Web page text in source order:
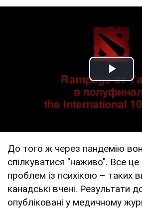
Play
До того ж через пандемію
спілкуватися "наживо". Все
проблем із психікою – таких
канадські вчені. Результати
опубліковані у медичному